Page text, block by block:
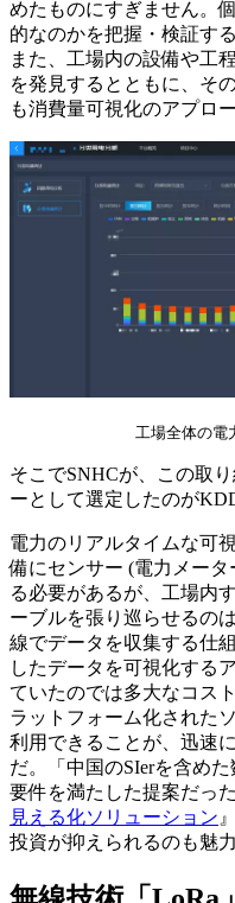
めたものにすぎません。
的なのかを把握・検証す
また、工場内の設備や工
を発見するとともに、そ
も消費量可視化のアプロ
工場全体の電
そこでSNHCが、この取
ーとして選定したのが
電力のリアルタイムな可
備にセンサー (電力メー
る必要があるが、工場内
ーブルを張り巡らせるの
線でデータを収集する仕
したデータを可視化する
ていたのでは多大なコス
ラットフォーム化された
利用できることが、迅速
だ。「中国のSIerを含め
要件を満たした提案だっ
見える化ソリューション
投資が抑えられるのも魅